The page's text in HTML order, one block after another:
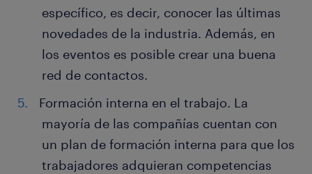
específico, es decir, conocer las últimas
novedades de la industria. Además, en
los eventos es posible crear una buena
red de contactos.
Formación interna en el trabajo. La
mayoría de las compañías cuentan con
un plan de formación interna para que los
trabajadores adquieran competencias